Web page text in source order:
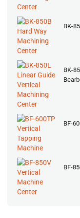
BK-
BK-
BF-
BF-